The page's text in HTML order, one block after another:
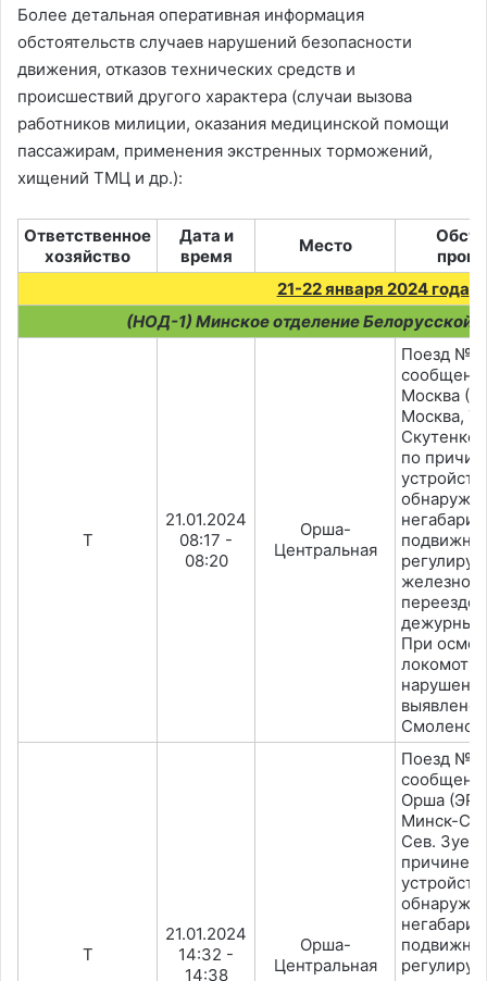
End of interactive chart.
Более детальная оперативная информация
обстоятельств случаев нарушений безопасности
движения, отказов технических средств и
происшествий другого характера (случаи вызова
работников милиции, оказания медицинской помощи
пассажирам, применения экстренных торможений,
хищений ТМЦ и др.):
Ответственное
хозяйство
Дата и
время
Место
21-22 января 2024 года
(НОД-1) Минское отделение Белорусской
Т
21.01.2024
08:17 -
08:20
Орша-
Центральная
Поезд
Москва
Москва,
по
переезде
дежурным
При
Смоленск.
Т
21.01.2024
14:32 -
14:38
Орша-
Центральная
Поезд
Орша
Минск-
Сев.
причине